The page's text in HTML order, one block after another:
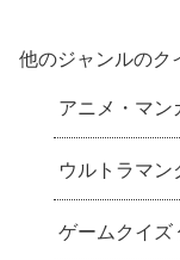
他のジャンルのク
アニメ・マ
ウルトラマ
ゲームクイズ